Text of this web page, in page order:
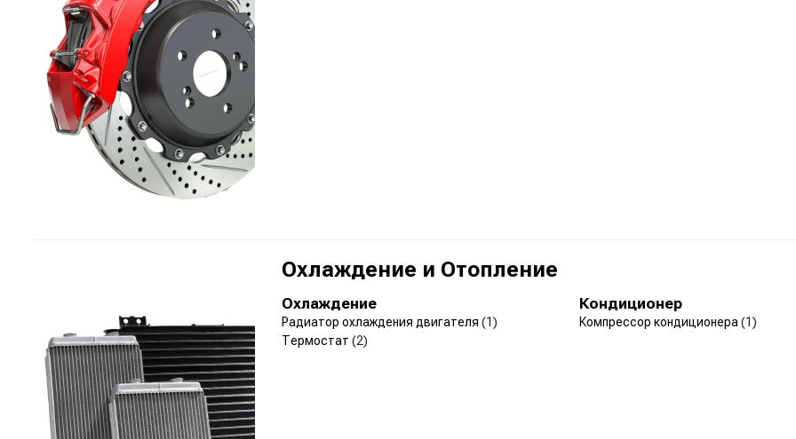
Охлаждение и Отопление
Охлаждение
Радиатор охлаждения двигателя (1)
Термостат (2)
Кондиционер
Компрессор кондиционера (1)